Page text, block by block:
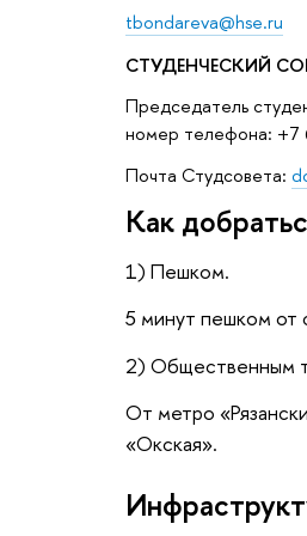
tbondareva@hse.ru
СТУДЕНЧЕСКИЙ
Председатель
номер телефона:
Почта Студсовета:
Как
1) Пешком.
5 минут пешком от
2) Общественным
От метро
«Окская».